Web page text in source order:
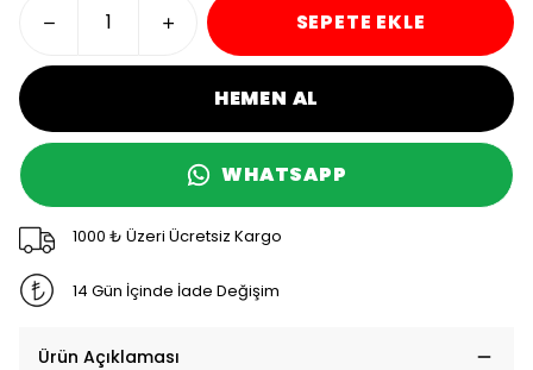
SEPETE EKLE
HEMEN AL
WHATSAPP
1000 ₺ Üzeri Ücretsiz Kargo
14 Gün İçinde İade Değişim
Ürün Açıklaması